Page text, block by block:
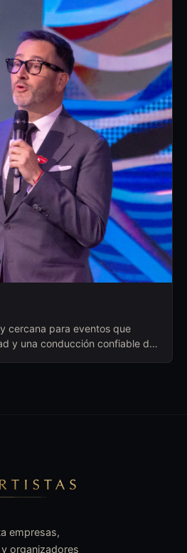
cercana para eventos que
y una conducción confiable de
empresas,
organizadores